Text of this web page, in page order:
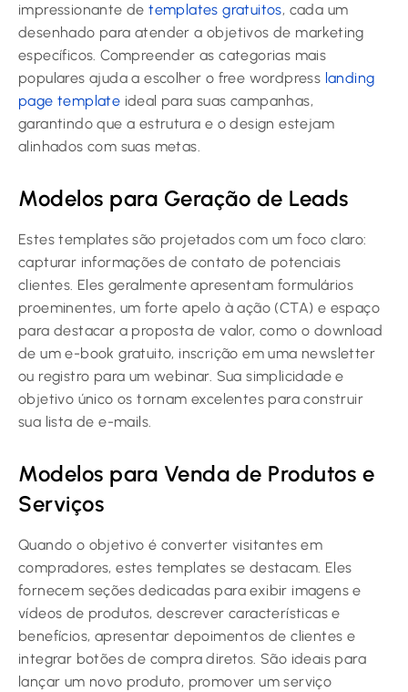
impressionante detemplates gratuitos, cada um
desenhado para atender a objetivos de marketing
específicos. Compreender as categorias mais
populares ajuda a escolher o free wordpress landing
page template ideal para suas campanhas,
garantindo que a estrutura e o design estejam
alinhados com suas metas.
Modelos para Geração de Leads
Estes templates são projetados com um foco claro:
capturar informações de contato de potenciais
clientes. Eles geralmente apresentam formulários
proeminentes, um forte apelo à ação (CTA) e espaço
para destacar a proposta de valor, como o download
de um e-book gratuito, inscrição em uma newsletter
ou registro para um webinar. Sua simplicidade e
objetivo único os tornam excelentes para construir
sua lista de e-mails.
Modelos para Venda de Produtos e
Serviços
Quando o objetivo é converter visitantes em
compradores, estes templates se destacam. Eles
fornecem seções dedicadas para exibir imagens e
vídeos de produtos, descrever características e
benefícios, apresentar depoimentos de clientes e
integrar botões de compra diretos. São ideais para
lançar um novo produto, promover um serviço